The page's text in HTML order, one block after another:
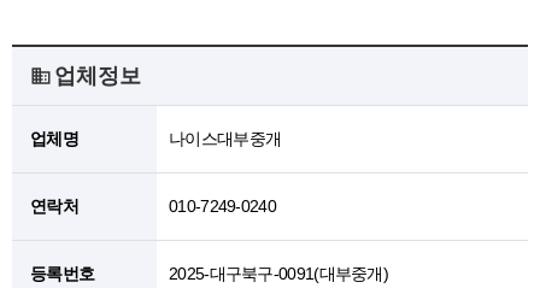
업체정보
업체명 나이스대부중개
연락처 010-7249-0240
등록번호 2025-대구북구-0091(대부중개)